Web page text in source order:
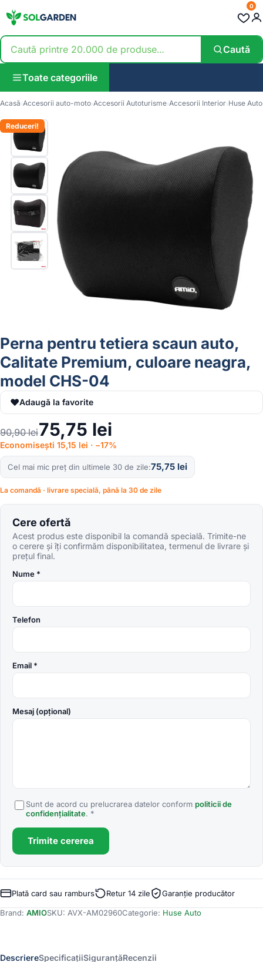
Caută
0
Toate categoriile
Acasă Accesorii auto-moto Accesorii Autoturisme Accesorii Interior Huse Auto
Reduceri!
Perna pentru tetiera scaun auto,
Calitate Premium, culoare neagra,
model CHS-04
♥Adaugă la favorite
90,90lei75,75 lei
Economisești 15,15 lei · −17%
Cel mai mic preț din ultimele 30 de zile 75,75 lei
La comandă · livrare specială, până la 30 de zile
Cere ofertă
Acest produs este disponibil la comandă specială. Trimite-ne
o cerere și îți confirmăm disponibilitatea, termenul de livrare și
prețul final.
Nume *
Telefon
Email *
Mesaj (opțional)
Sunt de acord cu prelucrarea datelor conform politicii de
confidențialitate. *
Trimite cererea
Plată card sau ramburs Retur 14 zile Garanție producător
Brand: AMIOSKU: AVX-AM02960Categorie: Huse Auto
DescriereSpecificațiiSiguranțăRecenzii